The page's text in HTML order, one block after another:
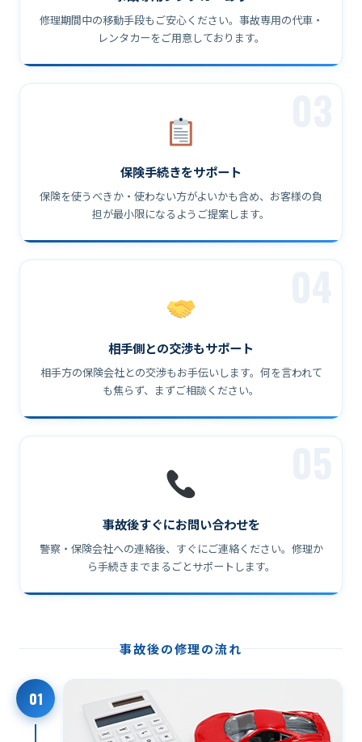
修理期間中の移動手段もご安心ください。事故専用の代車・
レンタカーをご用意しております。
保険手続きをサポート
保険を使うべきか・使わない方がよいかも含め、お客様の負
担が最小限になるようご提案します。
相手側との交渉もサポート
相手方の保険会社との交渉もお手伝いします。何を言われて
も焦らず、まずご相談ください。
事故後すぐにお問い合わせを
警察・保険会社への連絡後、すぐにご連絡ください。修理か
ら手続きまでまるごとサポートします。
事故後の修理の流れ
01